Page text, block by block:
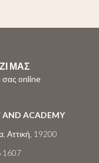
ΜΑΣ
σας online
AND ACADEMY
Αττική, 19200
1607